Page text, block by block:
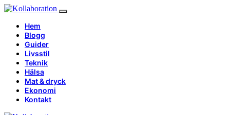
Hem
Blogg
Guider
Livsstil
Teknik
Hälsa
Mat & dryck
Ekonomi
Kontakt